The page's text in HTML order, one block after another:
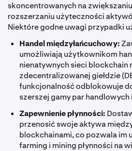
skoncentrowanych na
rozszerzaniu użyteczności
Niektóre godne uwagi przypadki
Handel międzyłańcuchowy:
umożliwiają użytkownikom
nienatywnych sieci blockchain
zdecentralizowanej giełdzie
funkcjonalność odblokowuje
szerszej gamy par handlowych
Zapewnienie płynności:
przenosić swoje aktywa
blockchainami, co pozwala im
farming i mining płynności na